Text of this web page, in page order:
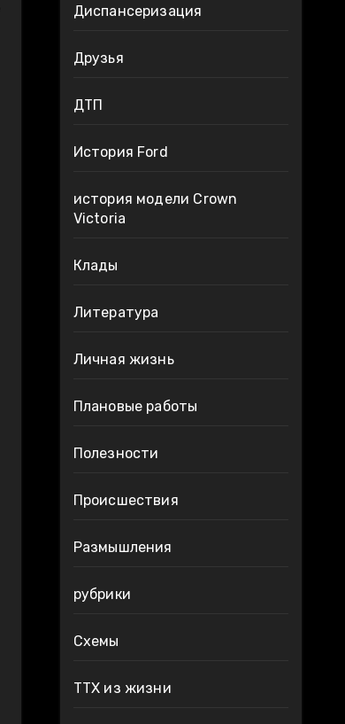
Диспансеризация
Друзья
ДТП
История Ford
история модели Crown
Victoria
Клады
Литература
Личная жизнь
Плановые работы
Полезности
Происшествия
Размышления
рубрики
Схемы
ТТХ из жизни